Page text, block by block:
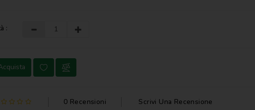
:
0 Recensioni Scrivi Una Recensione